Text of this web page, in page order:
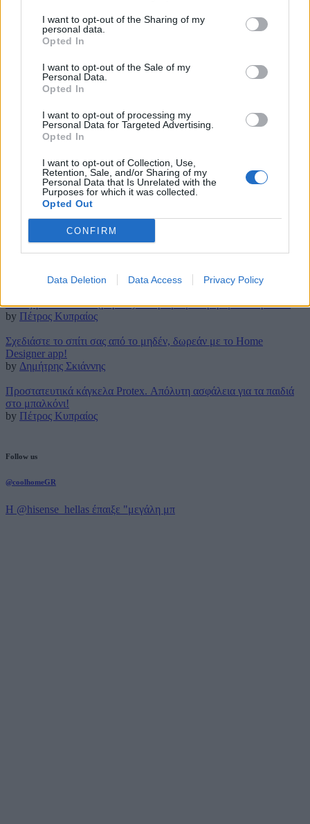
I want to opt-out of the Sharing of my
personal data.
Opted In
I want to opt-out of the Sale of my
Personal Data.
Opted In
I want to opt-out of processing my
Personal Data for Targeted Advertising.
Opted In
I want to opt-out of Collection, Use,
Retention, Sale, and/or Sharing of my
Personal Data that Is Unrelated with the
Purposes for which it was collected.
Opted Out
CONFIRM
Data Deletion Data Access Privacy Policy
Ultra HD 4Κ
Ετικέτα:Ultra HD 4Κ
Οι νέες Ultra HD 4Κ τηλεοράσεις της LG επαναπροσδιορίζουν
Η νέα σειρά τηλεοράσεων Ultra HD 4K της LG Electronics έρχεται
στην ελληνική αγορά και έχει σχεδιαστεί για …
6 Σεπτεμβρίου 2018
Μάρθα Κατσαρού
Τέλος για πάντα στο (βαρετό) σιδέρωμα με την ρομποτική Effie!
by Πέτρος Κυπραίος
Σχεδιάστε το σπίτι σας από το μηδέν, δωρεάν με το Home
Designer app!
by Δημήτρης Σκιάννης
Προστατευτικά κάγκελα Protex. Απόλυτη ασφάλεια για τα παιδιά
στο μπαλκόνι!
by Πέτρος Κυπραίος
Follow us
@coolhomeGR
Η @hisense_hellas έπαιξε "μεγάλη μπ